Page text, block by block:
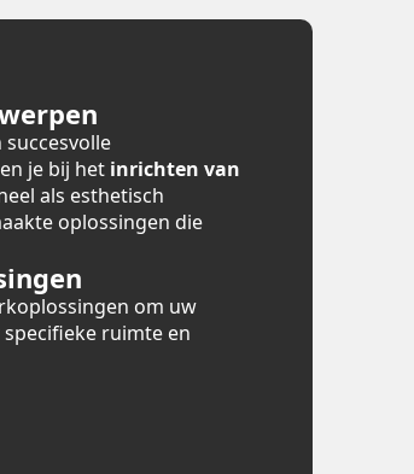
je bij het inrichten van
als esthetisch
oplossingen die
om uw
ruimte en